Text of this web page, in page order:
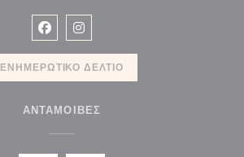
Facebook ((ανοίγει σε νέο
Instagram ((ανοίγει σε νέο
ΕΝΗΜΕΡΩΤΙΚΌ ΔΕΛΤΊΟ
ΑΝΤΑΜΟΙΒΈΣ